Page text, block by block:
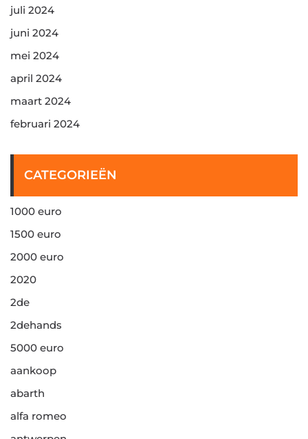
juli 2024
juni 2024
mei 2024
april 2024
maart 2024
februari 2024
CATEGORIEËN
1000 euro
1500 euro
2000 euro
2020
2de
2dehands
5000 euro
aankoop
abarth
alfa romeo